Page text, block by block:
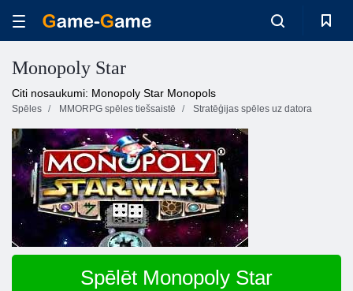
Monopoly Star
Citi nosaukumi: Monopoly Star Monopols
Spēles MMORPG spēles tiešsaistē Stratēģijas spēles uz datora
Spēlēt Monopoly Star